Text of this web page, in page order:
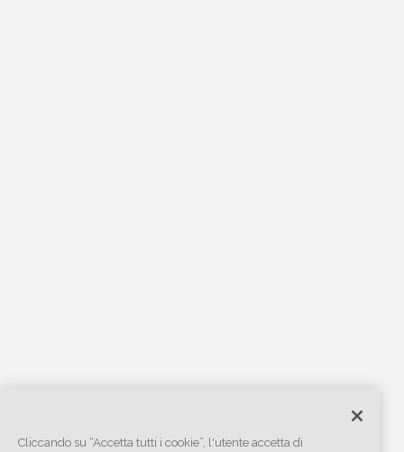
Cliccando su “Accetta tutti i cookie”, l'utente accetta di